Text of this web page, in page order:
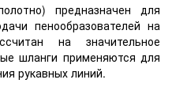
предназначен для
пенообразователей на
на значительное
шланги применяются для
рукавных линий.